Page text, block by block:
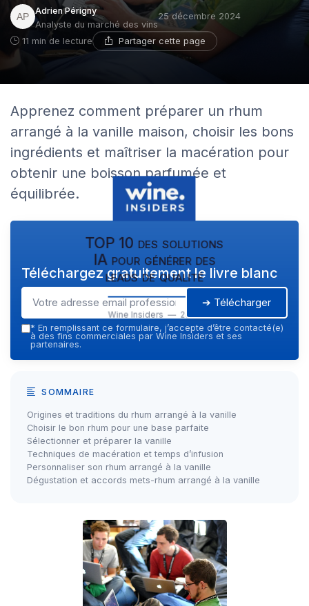
Adrien Périgny
Analyste du marché des vins
25 décembre 2024
11 min de lecture Partager cette page
Apprenez comment préparer un rhum
arrangé à la vanille maison, choisir les bons
ingrédients et maîtriser la macération pour
obtenir une boisson parfumée et
équilibrée.
TOP 10 des solutions
IA pour générer des
leads de qualité
Wine Insiders — 2026
Téléchargez gratuitement le livre blanc
➔ Télécharger
* En remplissant ce formulaire, j’accepte d’être contacté(e)
à des fins commerciales par Wine Insiders et ses
partenaires.
SOMMAIRE
Origines et traditions du rhum arrangé à la vanille
Choisir le bon rhum pour une base parfaite
Sélectionner et préparer la vanille
Techniques de macération et temps d’infusion
Personnaliser son rhum arrangé à la vanille
Dégustation et accords mets-rhum arrangé à la vanille